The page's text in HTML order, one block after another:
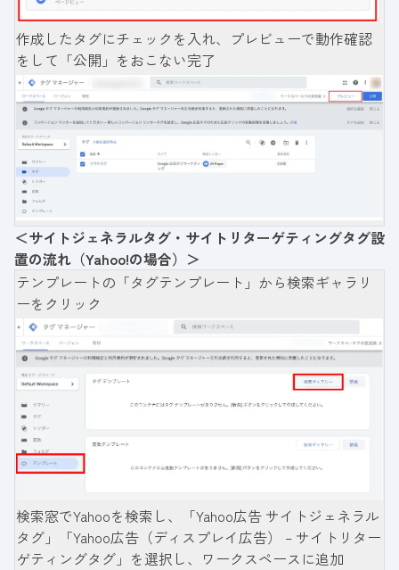
作成したタグにチェックを入れ、プレビューで動作確認
をして「公開」 をおこない完了
＜サイトジェネラルタグ・サイトリターゲティングタグ設
置の流れ（Yahoo!の場合）＞
テンプレートの「タグテンプレート」から検索ギャラリ
ーをクリック
検索窓でYahooを検索し、「Yahoo広告 サイトジェネラル
タグ」「Yahoo広告（ディスプレイ広告） – サイトリター
ゲティングタグ」を選択し、ワークスペースに追加